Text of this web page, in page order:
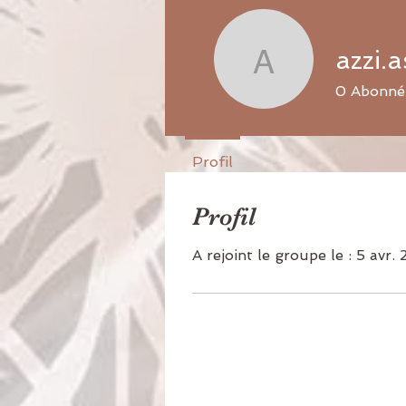
Profil
A rejoint le groupe le : 5 avr.
0 Abonné
Profil